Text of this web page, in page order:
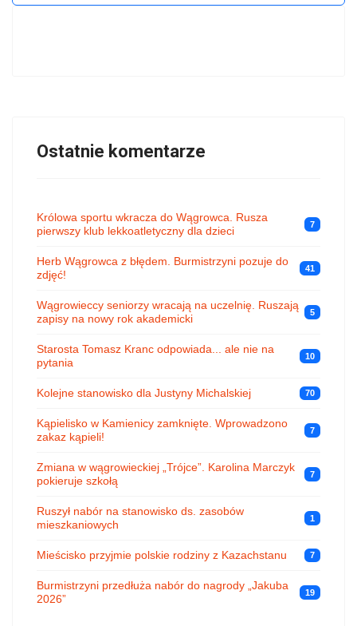
Ostatnie komentarze
Królowa sportu wkracza do Wągrowca. Rusza
pierwszy klub lekkoatletyczny dla dzieci
7
Herb Wągrowca z błędem. Burmistrzyni pozuje do
zdjęć!
41
Wągrowieccy seniorzy wracają na uczelnię. Ruszają
zapisy na nowy rok akademicki
5
Starosta Tomasz Kranc odpowiada... ale nie na
pytania
10
Kolejne stanowisko dla Justyny Michalskiej 70
Kąpielisko w Kamienicy zamknięte. Wprowadzono
zakaz kąpieli!
7
Zmiana w wągrowieckiej „Trójce”. Karolina Marczyk
pokieruje szkołą
7
Ruszył nabór na stanowisko ds. zasobów
mieszkaniowych
1
Mieścisko przyjmie polskie rodziny z Kazachstanu 7
Burmistrzyni przedłuża nabór do nagrody „Jakuba
2026”
19